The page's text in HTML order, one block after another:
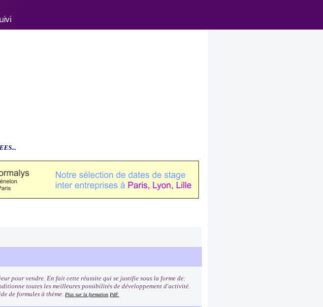
pour vendre. En fait cette réussite qui se justifie sous la forme de:
toutes les meilleures possibilités de développement d'activité.
de formules à thème. Plus sur la formation PdF.